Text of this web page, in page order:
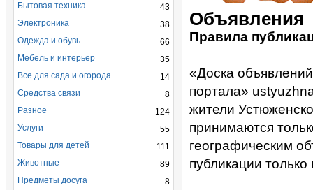
Объявления
Правила
«Доска
портала»
жители
принимаются
географическим
публикации
43
Бытовая техника
38
Электроника
66
Одежда и обувь
35
Мебель и интерьер
14
Все для сада и огорода
8
Средства связи
124
Разное
55
Услуги
111
Товары для детей
89
Животные
8
Предметы досуга